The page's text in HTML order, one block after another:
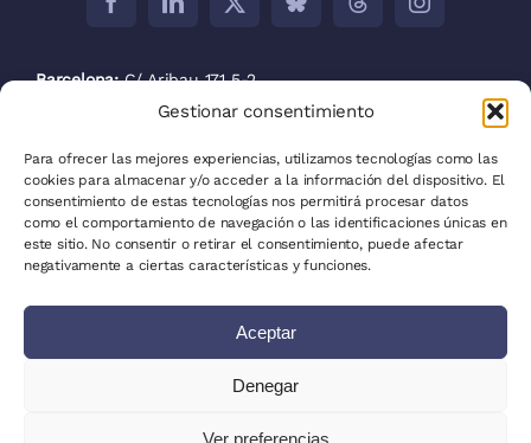
Gestionar consentimiento
Para ofrecer las mejores experiencias, utilizamos tecnologías como las
cookies para almacenar y/o acceder a la información del dispositivo. El
consentimiento de estas tecnologías nos permitirá procesar datos
como el comportamiento de navegación o las identificaciones únicas en
este sitio. No consentir o retirar el consentimiento, puede afectar
negativamente a ciertas características y funciones.
Aceptar
Denegar
Ver preferencias
Barcelona:C/ Aribau 171 5-2
C/ José Abascal, 41, 28003
La Plata: C/ 53 entre 8 y 9 nº 680
Política de privacidad
Política de cookies (UE)
Mapa del sitio
Escribe para nosotros